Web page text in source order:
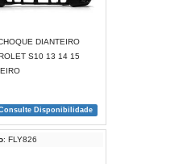
DIANTEIRO
S10 13 14 15
Disponibilidade
: FLY826